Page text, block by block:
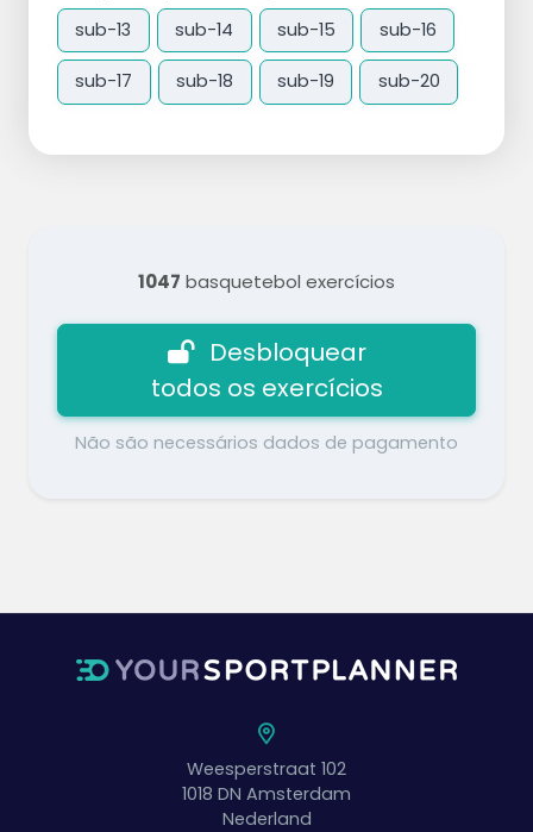
sub-13 sub-14 sub-15 sub-16
sub-17 sub-18 sub-19 sub-20
1047 basquetebol exercícios
Desbloquear
todos os exercícios
Não são necessários dados de pagamento
Weesperstraat 102
1018 DN Amsterdam
Nederland